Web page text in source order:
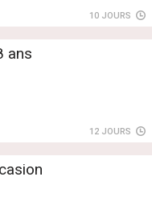
10 JOURS
ans
12 JOURS